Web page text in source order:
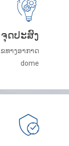
ດປະສົງ
ທາງອາກາດ
dome